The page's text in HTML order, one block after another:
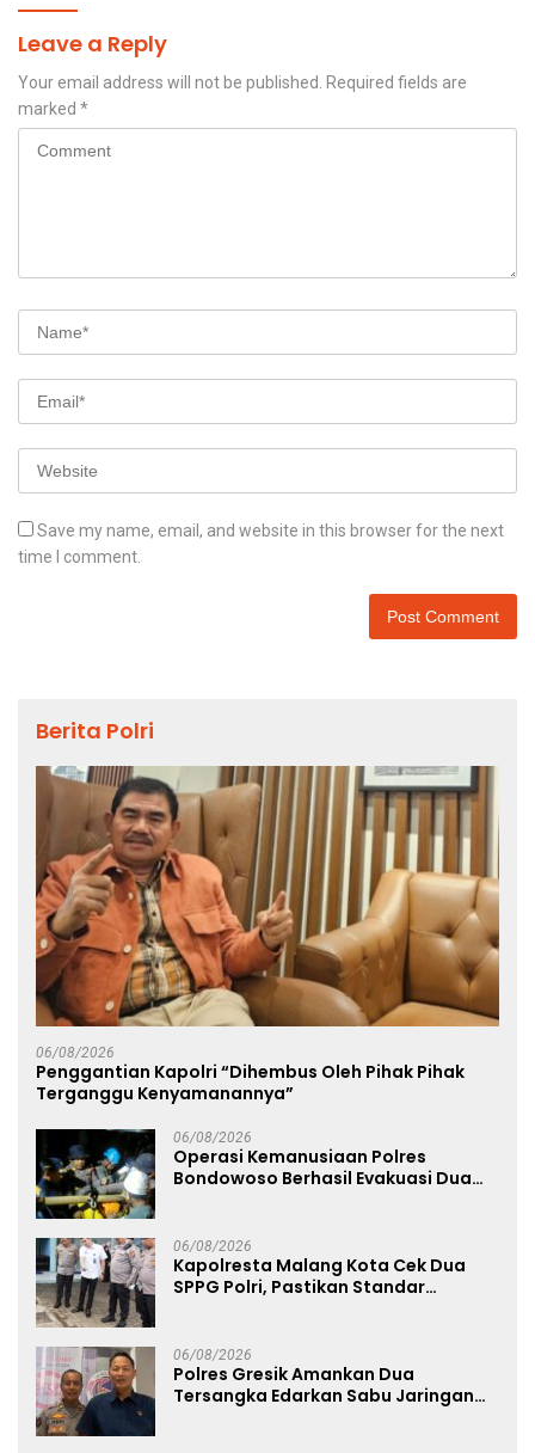
Leave a Reply
Your email address will not be published. Required fields are
marked *
Save my name, email, and website in this browser for the next
time I comment.
Berita Polri
06/08/2026
Penggantian Kapolri “Dihembus Oleh Pihak Pihak
Terganggu Kenyamanannya”
06/08/2026
Operasi Kemanusiaan Polres
Bondowoso Berhasil Evakuasi Dua
06/08/2026
Kapolresta Malang Kota Cek Dua
SPPG Polri, Pastikan Standar
06/08/2026
Polres Gresik Amankan Dua
Tersangka Edarkan Sabu Jaringan